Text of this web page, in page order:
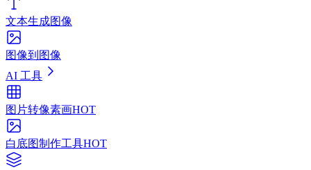
文本生成图像
图像到图像
AI 工具
图片转像素画HOT
白底图制作工具HOT